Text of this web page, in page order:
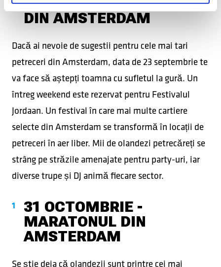
DIN AMSTERDAM
Dacă ai nevoie de sugestii pentru cele mai tari
petreceri din Amsterdam, data de 23 septembrie te
va face să aștepți toamna cu sufletul la gură. Un
întreg weekend este rezervat pentru Festivalul
Jordaan. Un festival în care mai multe cartiere
selecte din Amsterdam se transformă în locații de
petreceri în aer liber. Mii de olandezi petrecăreți se
strâng pe străzile amenajate pentru party-uri, iar
diverse trupe și DJ animă fiecare sector.
31 OCTOMBRIE -
MARATONUL DIN
AMSTERDAM
Se știe deja că olandezii sunt printre cei mai